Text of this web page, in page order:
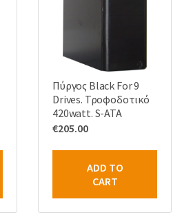
Πύργος Black For 9
Drives. Τροφοδοτικό
420watt. S-ATA
€205.00
ADD TO
CART